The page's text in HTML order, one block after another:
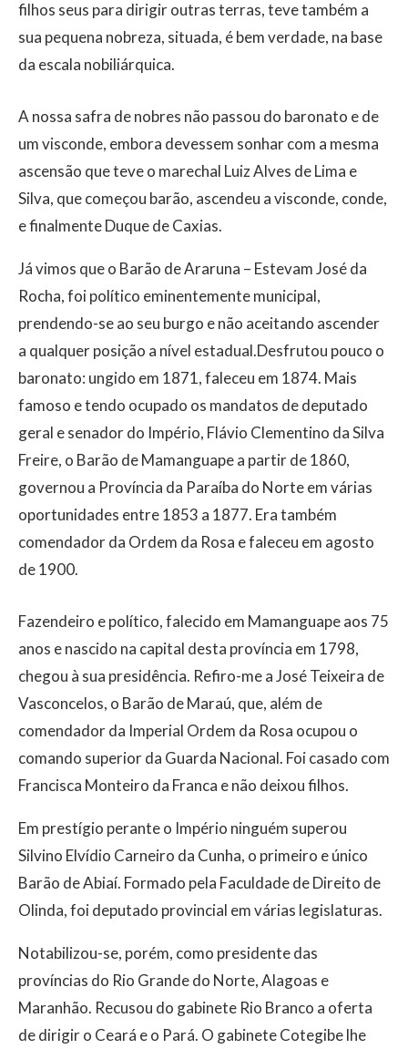
filhos seus para dirigir outras terras, teve também a
sua pequena nobreza, situada, é bem verdade, na base
da escala nobiliárquica.
A nossa safra de nobres não passou do baronato e de
um visconde, embora devessem sonhar com a mesma
ascensão que teve o marechal Luiz Alves de Lima e
Silva, que começou barão, ascendeu a visconde, conde,
e finalmente Duque de Caxias.
Já vimos que o Barão de Araruna – Estevam José da
Rocha, foi político eminentemente municipal,
prendendo-se ao seu burgo e não aceitando ascender
a qualquer posição a nível estadual.Desfrutou pouco o
baronato: ungido em 1871, faleceu em 1874. Mais
famoso e tendo ocupado os mandatos de deputado
geral e senador do Império, Flávio Clementino da Silva
Freire, o Barão de Mamanguape a partir de 1860,
governou a Província da Paraíba do Norte em várias
oportunidades entre 1853 a 1877. Era também
comendador da Ordem da Rosa e faleceu em agosto
de 1900.
Fazendeiro e político, falecido em Mamanguape aos 75
anos e nascido na capital desta província em 1798,
chegou à sua presidência. Refiro-me a José Teixeira de
Vasconcelos, o Barão de Maraú, que, além de
comendador da Imperial Ordem da Rosa ocupou o
comando superior da Guarda Nacional. Foi casado com
Francisca Monteiro da Franca e não deixou filhos.
Em prestígio perante o Império ninguém superou
Silvino Elvídio Carneiro da Cunha, o primeiro e único
Barão de Abiaí. Formado pela Faculdade de Direito de
Olinda, foi deputado provincial em várias legislaturas.
Notabilizou-se, porém, como presidente das
províncias do Rio Grande do Norte, Alagoas e
Maranhão. Recusou do gabinete Rio Branco a oferta
de dirigir o Ceará e o Pará. O gabinete Cotegibe lhe